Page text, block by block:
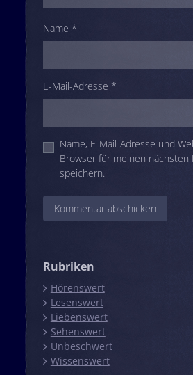
Name *
E-Mail-Adresse *
Name, E-Mail-Adresse und
Browser für meinen nächsten
speichern.
Rubriken
Hörenswert
Lesenswert
Liebenswert
Sehenswert
Unbeschwert
Wissenswert